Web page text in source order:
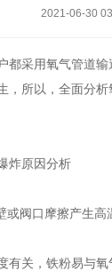
2021-06-30
都采用氧气管道
，所以，全面分
炸原因分析
阀口摩擦产生高
有关，铁粉易与